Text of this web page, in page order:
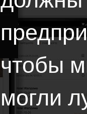
чтобы
могли